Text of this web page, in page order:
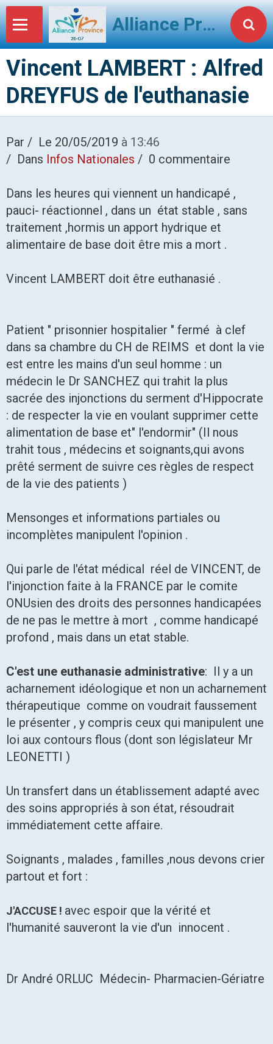
Alliance Province 2607
Vincent LAMBERT : Alfred
DREYFUS de l'euthanasie
Par Le 20/05/2019 à 13:46
Dans Infos Nationales 0 commentaire
Dans les heures qui viennent un handicapé ,
pauci- réactionnel , dans un état stable , sans
traitement ,hormis un apport hydrique et
alimentaire de base doit être mis a mort .
Vincent LAMBERT doit être euthanasié .
Patient " prisonnier hospitalier " fermé à clef
dans sa chambre du CH de REIMS et dont la vie
est entre les mains d'un seul homme : un
médecin le Dr SANCHEZ qui trahit la plus
sacrée des injonctions du serment d'Hippocrate
: de respecter la vie en voulant supprimer cette
alimentation de base et" l'endormir" (Il nous
trahit tous , médecins et soignants,qui avons
prêté serment de suivre ces règles de respect
de la vie des patients )
Mensonges et informations partiales ou
incomplètes manipulent l'opinion .
Qui parle de l'état médical réel de VINCENT, de
l'injonction faite à la FRANCE par le comite
ONUsien des droits des personnes handicapées
de ne pas le mettre à mort , comme handicapé
profond , mais dans un etat stable.
C'est une euthanasie administrative: Il y a un
acharnement idéologique et non un acharnement
thérapeutique comme on voudrait faussement
le présenter , y compris ceux qui manipulent une
loi aux contours flous (dont son législateur Mr
LEONETTI )
Un transfert dans un établissement adapté avec
des soins appropriés à son état, résoudrait
immédiatement cette affaire.
Soignants , malades , familles ,nous devons crier
partout et fort :
J'ACCUSE ! avec espoir que la vérité et
l'humanité sauveront la vie d'un innocent .
Dr André ORLUC Médecin- Pharmacien-Gériatre